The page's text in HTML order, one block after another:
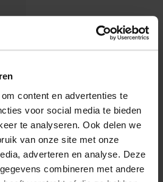
content en advertenties te
voor social media te bieden
te analyseren. Ook delen we
van onze site met onze
adverteren en analyse. Deze
combineren met andere
et